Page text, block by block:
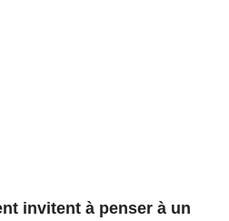
invitent à penser à un